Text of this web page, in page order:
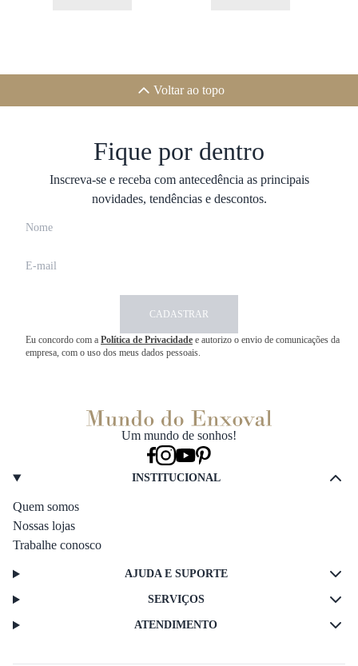
Voltar ao topo
Fique por dentro
Inscreva-se e receba com antecedência as principais
novidades, tendências e descontos.
CADASTRAR
Eu concordo com a Política de Privacidade e autorizo o envio de comunicações da
empresa, com o uso dos meus dados pessoais.
Um mundo de sonhos!
INSTITUCIONAL
Quem somos
Nossas lojas
Trabalhe conosco
AJUDA E SUPORTE
SERVIÇOS
ATENDIMENTO